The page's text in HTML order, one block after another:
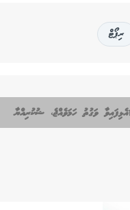
ރިޕޯޓް
ވަގުތު ހަމަވެއްޖެ، ޝުކުރިއްޔާ